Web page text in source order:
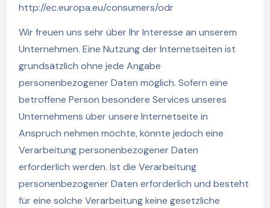
http://ec.europa.eu/consumers/odr
Wir freuen uns sehr über Ihr Interesse an unserem
Unternehmen. Eine Nutzung der Internetseiten ist
grundsätzlich ohne jede Angabe
personenbezogener Daten möglich. Sofern eine
betroffene Person besondere Services unseres
Unternehmens über unsere Internetseite in
Anspruch nehmen möchte, könnte jedoch eine
Verarbeitung personenbezogener Daten
erforderlich werden. Ist die Verarbeitung
personenbezogener Daten erforderlich und besteht
für eine solche Verarbeitung keine gesetzliche